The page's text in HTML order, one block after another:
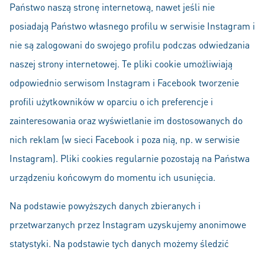
Państwo naszą stronę internetową, nawet jeśli nie
posiadają Państwo własnego profilu w serwisie Instagram i
nie są zalogowani do swojego profilu podczas odwiedzania
naszej strony internetowej. Te pliki cookie umożliwiają
odpowiednio serwisom Instagram i Facebook tworzenie
profili użytkowników w oparciu o ich preferencje i
zainteresowania oraz wyświetlanie im dostosowanych do
nich reklam (w sieci Facebook i poza nią, np. w serwisie
Instagram). Pliki cookies regularnie pozostają na Państwa
urządzeniu końcowym do momentu ich usunięcia.
Na podstawie powyższych danych zbieranych i
przetwarzanych przez Instagram uzyskujemy anonimowe
statystyki. Na podstawie tych danych możemy śledzić